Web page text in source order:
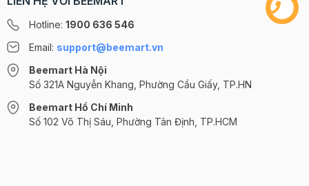
Hotline: 1900 636 546
Email: support@beemart.vn
Beemart Hà Nội
Số 321A Nguyễn Khang, Phường Cầu Giấy, TP.HN
Beemart Hồ Chí Minh
Số 102 Võ Thị Sáu, Phường Tân Định, TP.HCM